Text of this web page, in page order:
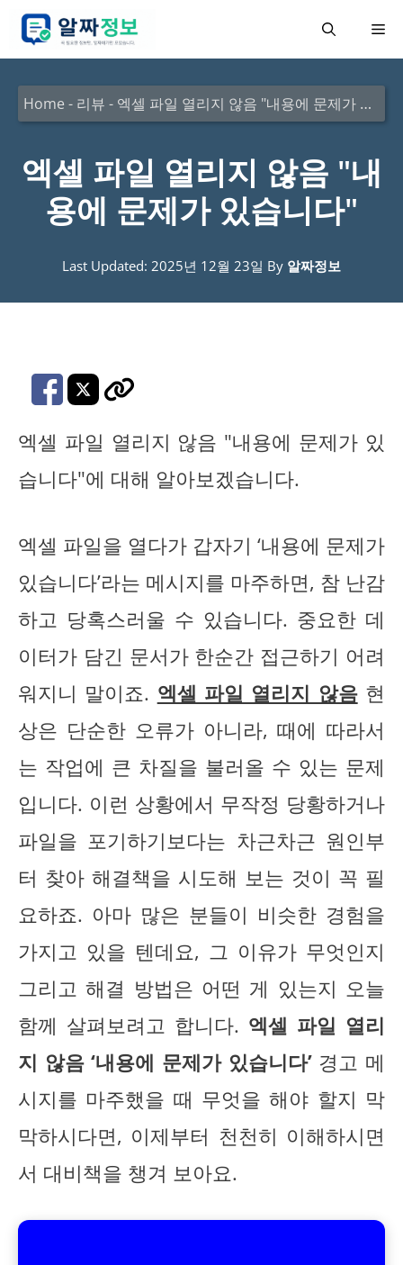
메
Home - 리뷰 - 엑셀 파일 열리지 않음 "내용에 문제가 있습니다"
엑셀 파일 열리지 않음 "내
용에 문제가 있습니다"
Last Updated: 2025년 12월 23일 By 알짜정보
엑셀 파일 열리지 않음 "내용에 문제가 있
습니다"에 대해 알아보겠습니다.
엑셀 파일을 열다가 갑자기 ‘내용에 문제가
있습니다’라는 메시지를 마주하면, 참 난감
하고 당혹스러울 수 있습니다. 중요한 데
이터가 담긴 문서가 한순간 접근하기 어려
워지니 말이죠. 엑셀 파일 열리지 않음현
상은 단순한 오류가 아니라, 때에 따라서
는 작업에 큰 차질을 불러올 수 있는 문제
입니다. 이런 상황에서 무작정 당황하거나
파일을 포기하기보다는 차근차근 원인부
터 찾아 해결책을 시도해 보는 것이 꼭 필
요하죠. 아마 많은 분들이 비슷한 경험을
가지고 있을 텐데요, 그 이유가 무엇인지
그리고 해결 방법은 어떤 게 있는지 오늘
함께 살펴보려고 합니다. 엑셀 파일 열리
지 않음 ‘내용에 문제가 있습니다’경고 메
시지를 마주했을 때 무엇을 해야 할지 막
막하시다면, 이제부터 천천히 이해하시면
서 대비책을 챙겨 보아요.